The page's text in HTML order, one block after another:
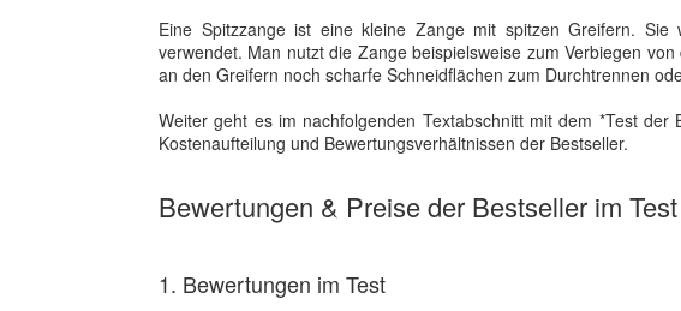
Eine Spitzzange ist eine kleine Zange mit spitzen Greifern.
verwendet. Man nutzt die Zange beispielsweise zum Verbiegen
an den Greifern noch scharfe Schneidflächen zum Durchtrennen
Weiter geht es im nachfolgenden Textabschnitt mit dem *Test
Kostenaufteilung und Bewertungsverhältnissen der Bestseller.
Bewertungen & Preise der Bestseller im Test
1. Bewertungen im Test